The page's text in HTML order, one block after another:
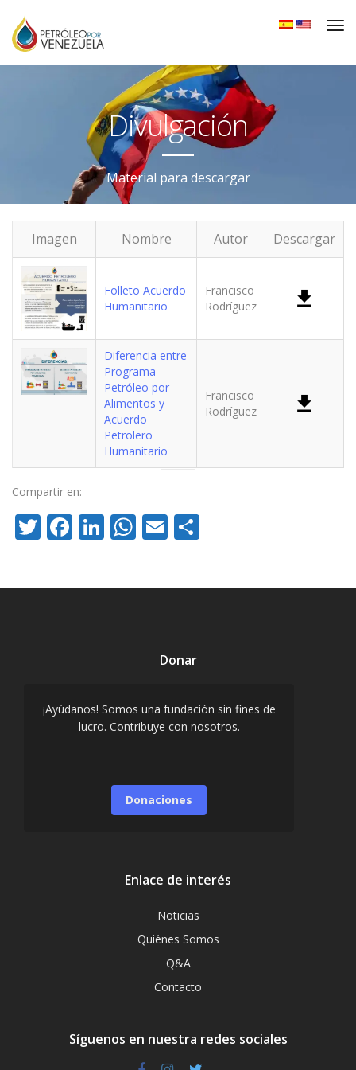
Divulgación
Material para descargar
Imagen Nombre Autor Descargar
Folleto Acuerdo
Humanitario
Francisco
Rodríguez
Diferencia entre
Programa
Petróleo por
Alimentos y
Acuerdo
Petrolero
Humanitario
Francisco
Rodríguez
Compartir en:
Twitter
Facebook
LinkedIn
WhatsApp
Email
Donar
¡Ayúdanos! Somos una fundación sin fines de
lucro. Contribuye con nosotros.
Donaciones
Enlace de interés
Noticias
Quiénes Somos
Q&A
Contacto
Síguenos en nuestra redes sociales